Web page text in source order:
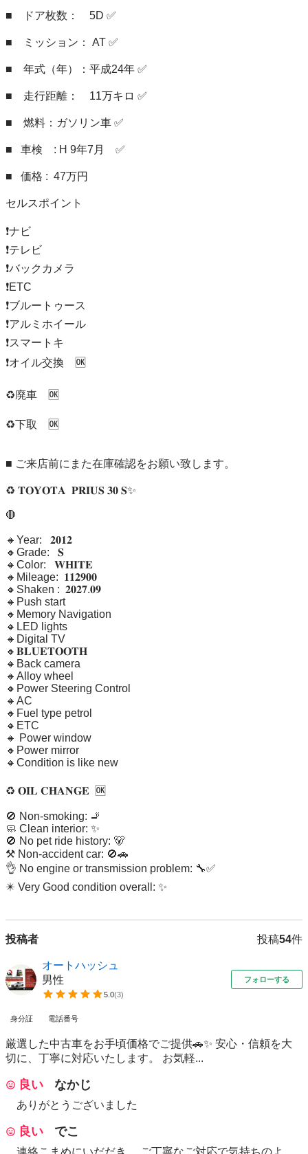
■　ドア枚数：　5D ✅
■　ミッション： AT ✅
■　年式（年）：平成24年 ✅
■　走行距離：　11万キロ ✅
■　燃料：ガソリン車 ✅
■   車検　: H 9年7月　✅
■   価格 :  47万円
セルスポイント
❗️ナビ
❗️テレビ
❗️バックカメラ
❗️ETC
❗️ブルートゥース
❗️アルミホイール
❗️スマートキ
❗️オイル交換　🆗
♻️廃車　🆗
♻️下取　🆗
■ ご来店前にまた在庫確認をお願い致します。
♻️ 𝐓𝐎𝐘𝐎𝐓𝐀  𝐏𝐑𝐈𝐔𝐒 𝟑𝟎 𝐒✨
🛑
🔸Year:   𝟐𝟎𝟏𝟐
🔸Grade:   𝐒
🔸Color:   𝐖𝐇𝐈𝐓𝐄
🔸Mileage:  𝟏𝟏𝟐𝟗𝟎𝟎
🔸Shaken :  𝟐𝟎𝟐𝟕.𝟎𝟗
🔸Push start
🔸Memory Navigation
🔸LED lights
🔸Digital TV
🔸𝐁𝐋𝐔𝐄𝐓𝐎𝐎𝐓𝐇
🔸Back camera
🔸Alloy wheel
🔸Power Steering Control
🔸AC
🔸Fuel type petrol
🔸ETC
🔸 Power window
🔸Power mirror
🔸Condition is like new
♻️ 𝐎𝐈𝐋 𝐂𝐇𝐀𝐍𝐆𝐄  🆗
🚫 Non-smoking: 🚬
🧼 Clean interior: ✨
🚫 No pet ride history: 🐻
⚒ Non-accident car: 🚫🚗
👌 No engine or transmission problem: 🔧✅
✴️ Very Good condition overall: ✨
投稿者 投稿54件
オートハッシュ
男性
5.0(3)
フォローする
身分証 電話番号
厳選した中古車をお手頃価格でご提供🚗✨ 安心・信頼を大
切に、丁寧に対応いたします。 お気軽...
良い なかじ
ありがとうございました
良い でこ
連絡こまめにいだだき、 ご丁寧なご対応で気持ちのよ